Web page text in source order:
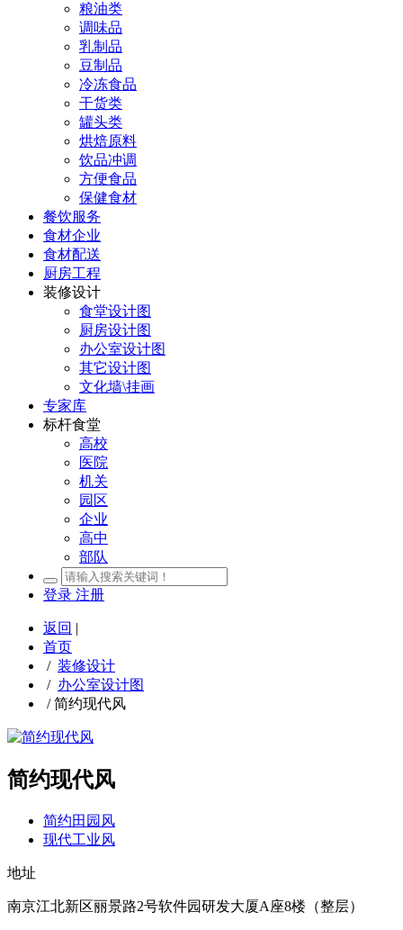
粮油类
调味品
乳制品
豆制品
冷冻食品
干货类
罐头类
烘焙原料
饮品冲调
方便食品
保健食材
餐饮服务
食材企业
食材配送
厨房工程
装修设计
食堂设计图
厨房设计图
办公室设计图
其它设计图
文化墙\挂画
专家库
标杆食堂
高校
医院
机关
园区
企业
高中
部队
登录 注册
返回 |
首页
/ 装修设计
/ 办公室设计图
/简约现代风
简约现代风
简约田园风
现代工业风
地址
南京江北新区丽景路2号软件园研发大厦A座8楼（整层）